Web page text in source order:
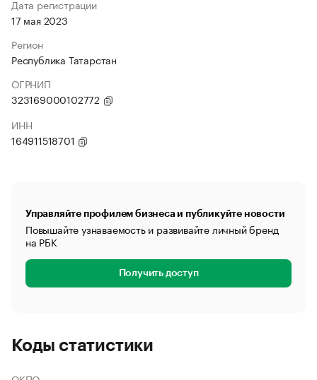
Дата регистрации
17 мая 2023
Регион
Республика Татарстан
ОГРНИП
323169000102772
ИНН
164911518701
Управляйте профилем бизнеса и публикуйте новости
Повышайте узнаваемость и развивайте личный бренд
на РБК
Получить доступ
Коды статистики